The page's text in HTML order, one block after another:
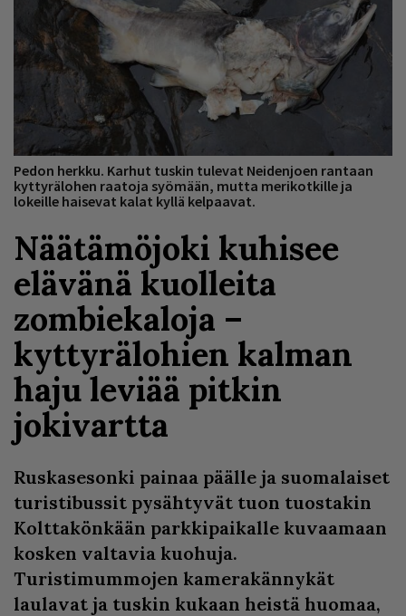
Pedon herkku. Karhut tuskin tulevat Neidenjoen rantaan
kyttyrälohen raatoja syömään, mutta merikotkille ja
lokeille haisevat kalat kyllä kelpaavat.
Näätämöjoki kuhisee
elävänä kuolleita
zombiekaloja –
kyttyrälohien kalman
haju leviää pitkin
jokivartta
Ruskasesonki painaa päälle ja suomalaiset
turistibussit pysähtyvät tuon tuostakin
Kolttakönkään parkkipaikalle kuvaamaan
kosken valtavia kuohuja.
Turistimummojen kamerakännykät
laulavat ja tuskin kukaan heistä huomaa,